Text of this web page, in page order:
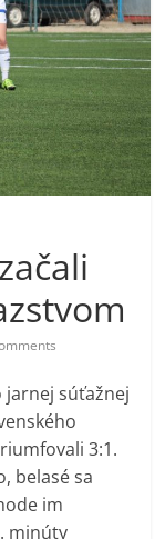
jarnej súťažnej
3:1.
belasé sa
im
minúty